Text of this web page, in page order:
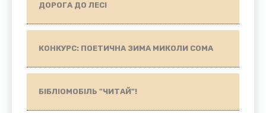
ДОРОГА ДО ЛЕСІ
КОНКУРС: ПОЕТИЧНА ЗИМА МИКОЛИ СОМА
БІБЛІОМОБІЛЬ "ЧИТАЙ"!